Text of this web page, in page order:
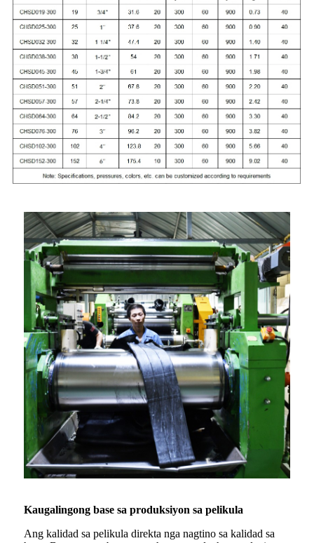
Kaugalingong base sa produksiyon sa pelikula
Ang kalidad sa pelikula direkta nga nagtino sa kalidad sa